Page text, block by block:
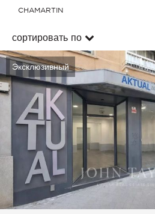
CHAMARTIN
сортировать по
Эксклюзивный